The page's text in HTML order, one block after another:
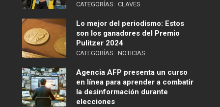
CATEGORÍAS: CLAVES
Lo mejor del periodismo: Estos
son los ganadores del Premio
Pulitzer 2024
CATEGORÍAS: NOTICIAS
Agencia AFP presenta un curso
en línea para aprender a combatir
la desinformación durante
elecciones